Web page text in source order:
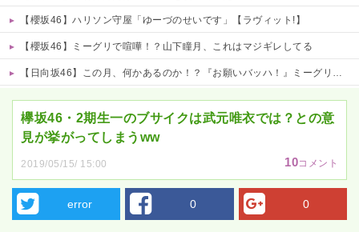
【櫻坂46】ハリソン守屋「ゆーづのせいです」【ラヴィット!】
【櫻坂46】ミーグリで喧嘩！？山下瞳月、これはマジギレしてる
【日向坂46】この月、何かあるのか！？『お願いバッハ！』ミーグリ日程がこちら
欅坂46・2期生一のブサイクは武元唯衣では？との意
見が挙がってしまうww
2019/05/15/ 15:00 10コメント
error 0 0